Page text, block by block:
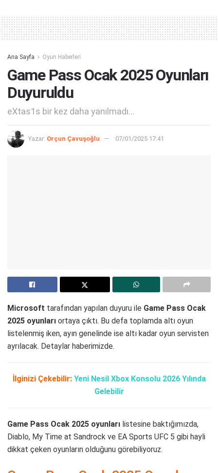
Ana Sayfa Oyun Haberleri
Game Pass Ocak 2025 Oyunları
Duyuruldu
eXtas1s bir kez daha yanılmadı...
Yazar: Orçun Çavuşoğlu 07/01/2025 17:41
Microsoft tarafından yapılan duyuru ile Game Pass Ocak
2025 oyunları ortaya çıktı. Bu defa toplamda altı oyun
listelenmiş iken, ayın genelinde ise altı kadar oyun servisten
ayrılacak. Detaylar haberimizde.
İlginizi Çekebilir: Yeni Nesil Xbox Konsolu 2026 Yılında
Gelebilir
Game Pass Ocak 2025 oyunları listesine baktığımızda,
Diablo, My Time at Sandrock ve EA Sports UFC 5 gibi hayli
dikkat çeken oyunların olduğunu görebiliyoruz.